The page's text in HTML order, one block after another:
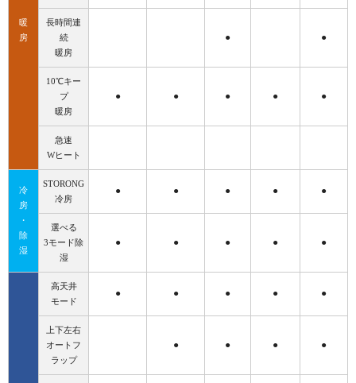
暖
房
長時間連
続
暖房
● ●
10℃キー
プ
暖房
● ● ● ● ●
急速
Wヒート
冷
房
・
除
湿
STORONG
冷房
● ● ● ● ●
選べる
3モード除
湿
● ● ● ● ●
高天井
モード
● ● ● ● ●
上下左右
オートフ
ラップ
● ● ● ●